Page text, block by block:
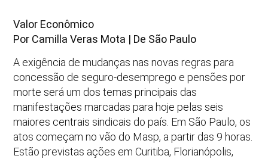
Valor Econômico
Por Camilla Veras Mota | De São Paulo
A exigência de mudanças nas novas regras para
concessão de seguro-­desemprego e pensões por
morte será um dos temas principais das
manifestações marcadas para hoje pelas seis
maiores centrais sindicais do país. Em São Paulo, os
atos começam no vão do Masp, a partir das 9 horas.
Estão previstas ações em Curitiba, Florianópolis,